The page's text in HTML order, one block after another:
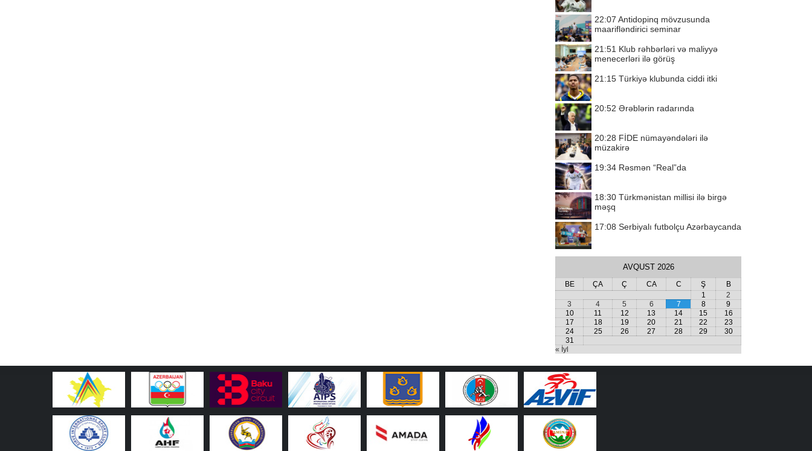
22:07 Antidopinq mövzusunda
maarifləndirici seminar
21:51 Klub rəhbərləri və maliyyə
menecerləri ilə görüş
21:15 Türkiyə klubunda ciddi itki
20:52 Ərəblərin radarında
20:28 FİDE nümayəndələri ilə
müzakirə
19:34 Rəsmən “Real”da
18:30 Türkmənistan millisi ilə birgə
məşq
17:08 Serbiyalı futbolçu Azərbaycanda
AVQUST 2026
BE ÇA Ç CA C Ş
B
1
2
3
4 5 6 7 8
9
10
11 12 13 14 15
16
17
18 19 20 21 22
23
24
25 26 27 28 29
30
31
« İyl